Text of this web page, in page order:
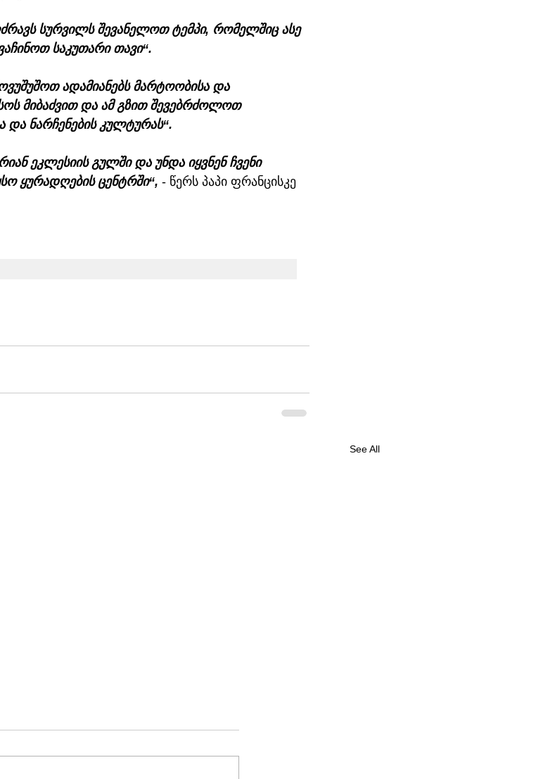
სურვილს შევანელოთ ტემპი, რომელშიც ასე
საკუთარი თავი“.
ადამიანებს მარტოობისა და
მიბაძვით და ამ გზით შევებრძოლოთ
ნარჩენების კულტურას“.
ეკლესიის გულში და უნდა იყვნენ ჩვენი
ყურადღების ცენტრში“, - წერს პაპი ფრანცისკე
See All